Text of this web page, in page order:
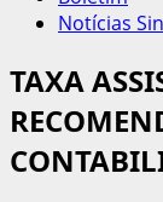
Notícias
TAXA